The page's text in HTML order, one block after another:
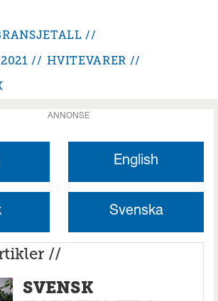
HVITEVARER
ANNONSE
English
Svenska
//
SVENSK